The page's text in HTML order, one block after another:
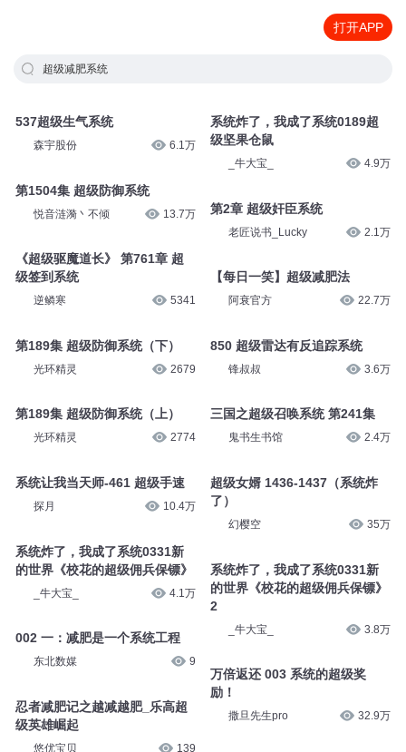
打开APP
超级减肥系统
537超级生气系统
森宇股份 6.1万
第1504集 超级防御系统
悦音涟漪丶不倾 13.7万
《超级驱魔道长》 第761章 超
级签到系统
逆鳞寒 5341
第189集 超级防御系统（下）
光环精灵 2679
第189集 超级防御系统（上）
光环精灵 2774
系统让我当天师-461 超级手速
探月 10.4万
系统炸了，我成了系统0331新
的世界《校花的超级佣兵保镖》
_牛大宝_ 4.1万
002 一：减肥是一个系统工程
东北数媒 9
忍者减肥记之越减越肥_乐高超
级英雄崛起
悠优宝贝 139
系统炸了，我成了系统0189超
级坚果仓鼠
_牛大宝_ 4.9万
第2章 超级奸臣系统
老匠说书_Lucky 2.1万
【每日一笑】超级减肥法
阿衰官方 22.7万
850 超级雷达有反追踪系统
锋叔叔 3.6万
三国之超级召唤系统 第241集
鬼书生书馆 2.4万
超级女婿 1436-1437（系统炸
了）
幻樱空 35万
系统炸了，我成了系统0331新
的世界《校花的超级佣兵保镖》
2
_牛大宝_ 3.8万
万倍返还 003 系统的超级奖
励！
撒旦先生pro 32.9万